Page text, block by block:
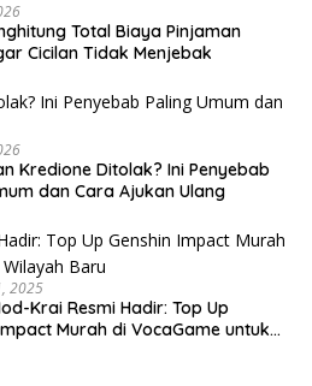
Total Biaya Pinjaman
Cicilan Tidak Menjebak
Kredione Ditolak? Ini Penyebab
dan Cara Ajukan Ulang
2025
Krai Resmi Hadir: Top Up
Murah di VocaGame untuk